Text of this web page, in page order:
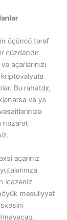
üçüncü tərəf
cüzdandır.
açarlarınızı
Bu rahatdır,
və ya
nəzarət
açarınız
icazəniz
məsuliyyət